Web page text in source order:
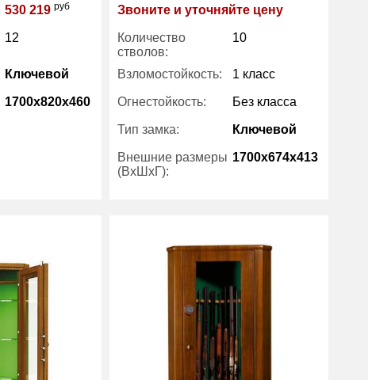
530 219 руб
12
Ключевой
1700x820x460
Звоните и уточняйте цену
Количество
стволов:
10
Взломостойкость: 1 класс
Огнестойкость: Без класса
Тип замка: Ключевой
Внешние размеры
(ВхШхГ):
1700x674x413